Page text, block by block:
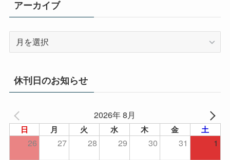
アーカイブ
イ
ブ
休刊日のお知らせ
2026年 8月
日 月 火 水 木 金 土
26 27 28 29 30 31
1